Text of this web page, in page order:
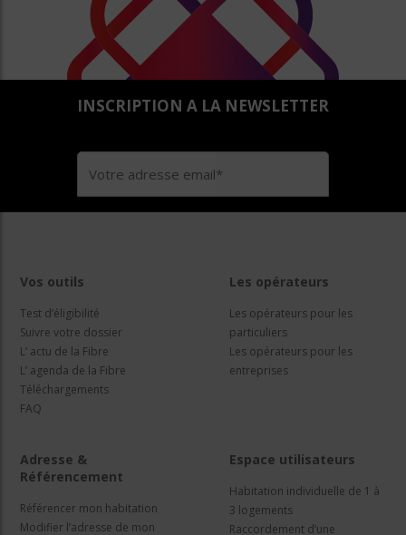
INSCRIPTION A LA NEWSLETTER
Vos outils
Test d’éligibilité
Suivre votre dossier
L’ actu de la Fibre
L’ agenda de la Fibre
Téléchargements
FAQ
Les opérateurs
Les opérateurs pour les
particuliers
Les opérateurs pour les
entreprises
Adresse &
Référencement
Référencer mon habitation
Modifier l’adresse de mon
Espace utilisateurs
Habitation individuelle de 1 à
3 logements
Raccordement d’une